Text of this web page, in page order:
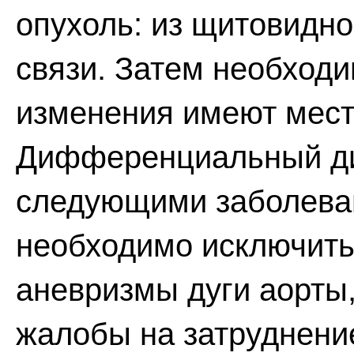
опухоль: из
связи. Затем
изменения имеют
Дифференциальный
следующими
необходимо
аневризмы дуги
жалобы на